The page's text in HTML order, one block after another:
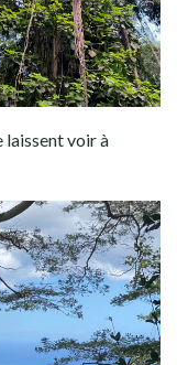
laissent voir à